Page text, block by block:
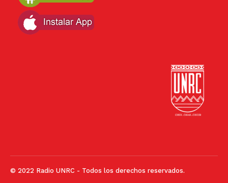
© 2022 Radio UNRC - Todos los derechos reservados.